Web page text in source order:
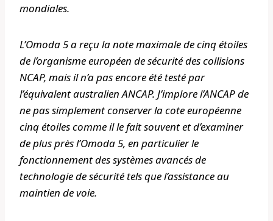
mondiales.
L’Omoda 5 a reçu la note maximale de cinq étoiles
de l’organisme européen de sécurité des collisions
NCAP, mais il n’a pas encore été testé par
l’équivalent australien ANCAP. J’implore l’ANCAP de
ne pas simplement conserver la cote européenne
cinq étoiles comme il le fait souvent et d’examiner
de plus près l’Omoda 5, en particulier le
fonctionnement des systèmes avancés de
technologie de sécurité tels que l’assistance au
maintien de voie.